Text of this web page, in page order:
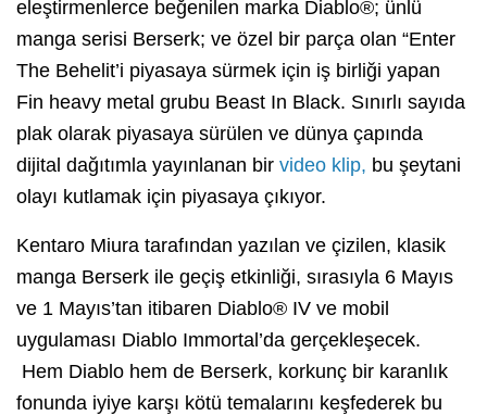
eleştirmenlerce beğenilen marka Diablo®; ünlü
manga serisi Berserk; ve özel bir parça olan “Enter
The Behelit’i piyasaya sürmek için iş birliği yapan
Fin heavy metal grubu Beast In Black. Sınırlı sayıda
plak olarak piyasaya sürülen ve dünya çapında
dijital dağıtımla yayınlanan bir video klip, bu şeytani
olayı kutlamak için piyasaya çıkıyor.
Kentaro Miura tarafından yazılan ve çizilen, klasik
manga Berserk ile geçiş etkinliği, sırasıyla 6 Mayıs
ve 1 Mayıs’tan itibaren Diablo® IV ve mobil
uygulaması Diablo Immortal’da gerçekleşecek.
Hem Diablo hem de Berserk, korkunç bir karanlık
fonunda iyiye karşı kötü temalarını keşfederek bu